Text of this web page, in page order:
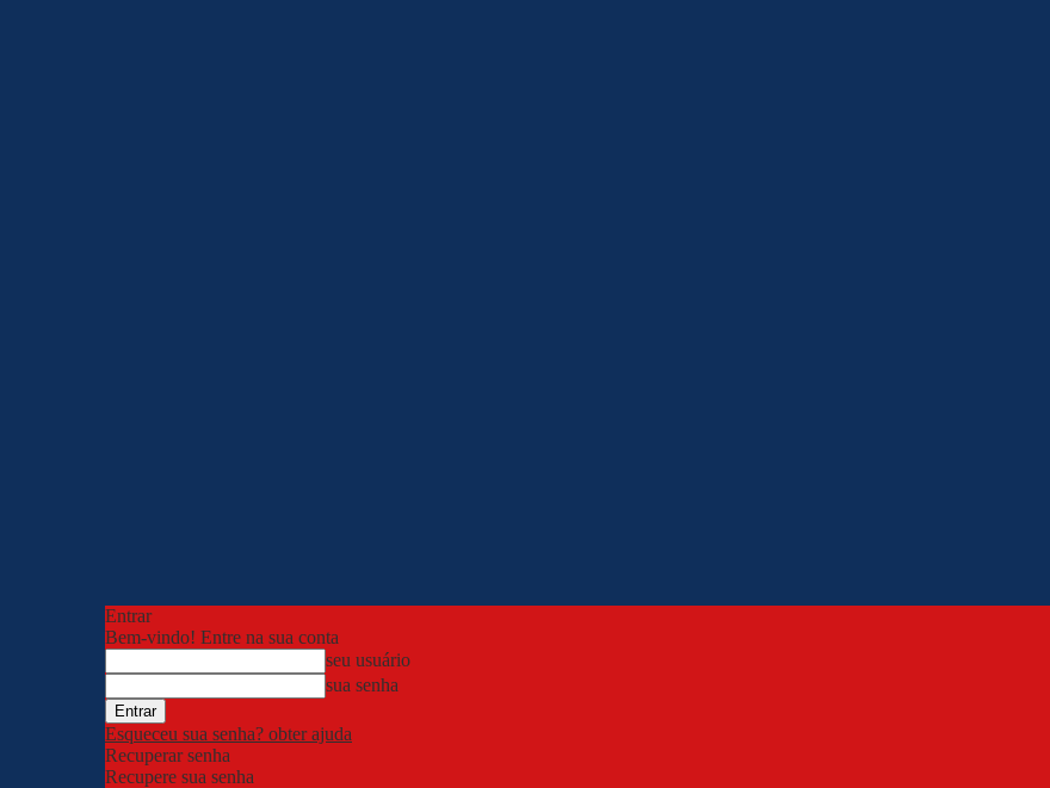
Entrar
Bem-vindo! Entre na sua conta
seu usuário
sua senha
Esqueceu sua senha? obter ajuda
Recuperar senha
Recupere sua senha